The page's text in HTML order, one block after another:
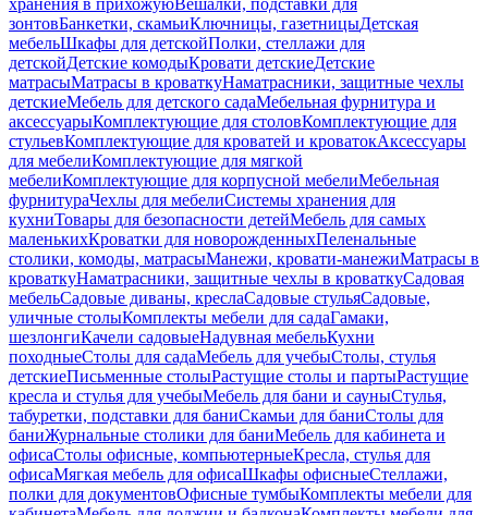
хранения в прихожуюВешалки, подставки для
зонтовБанкетки, скамьиКлючницы, газетницыДетская
мебельШкафы для детскойПолки, стеллажи для
детскойДетские комодыКровати детскиеДетские
матрасыМатрасы в кроваткуНаматрасники, защитные чехлы
детскиеМебель для детского садаМебельная фурнитура и
аксессуарыКомплектующие для столовКомплектующие для
стульевКомплектующие для кроватей и кроватокАксессуары
для мебелиКомплектующие для мягкой
мебелиКомплектующие для корпусной мебелиМебельная
фурнитураЧехлы для мебелиСистемы хранения для
кухниТовары для безопасности детейМебель для самых
маленькихКроватки для новорожденныхПеленальные
столики, комоды, матрасыМанежи, кровати-манежиМатрасы в
кроваткуНаматрасники, защитные чехлы в кроваткуСадовая
мебельСадовые диваны, креслаСадовые стульяСадовые,
уличные столыКомплекты мебели для садаГамаки,
шезлонгиКачели садовыеНадувная мебельКухни
походныеСтолы для садаМебель для учебыСтолы, стулья
детскиеПисьменные столыРастущие столы и партыРастущие
кресла и стулья для учебыМебель для бани и сауныСтулья,
табуретки, подставки для баниСкамьи для баниСтолы для
баниЖурнальные столики для баниМебель для кабинета и
офисаСтолы офисные, компьютерныеКресла, стулья для
офисаМягкая мебель для офисаШкафы офисныеСтеллажи,
полки для документовОфисные тумбыКомплекты мебели для